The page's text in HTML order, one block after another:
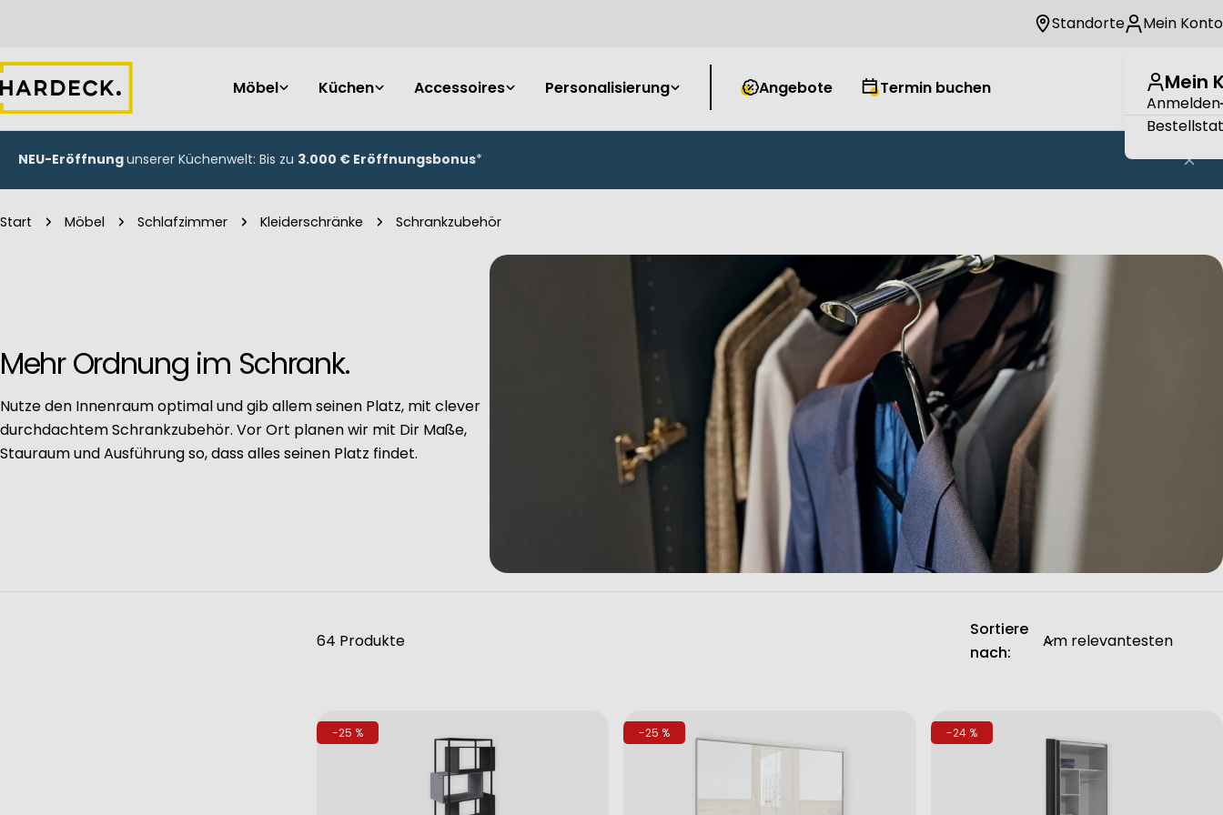
springen
Standorte Mein Konto
Mein
Anmelden
Möbel Küchen Accessoires Personalisierung Angebote Termin buchen
NEU-Eröffnungunserer Küchenwelt: Bis zu 3.000 € Eröffnungsbonus*
Start Möbel Schlafzimmer Kleiderschränke Schrankzubehör
Mehr Ordnung im Schrank.
Nutze den Innenraum optimal und gib allem seinen Platz, mit clever
durchdachtem Schrankzubehör. Vor Ort planen wir mit Dir Maße,
Stauraum und Ausführung so, dass alles seinen Platz findet.
64 Produkte
Sortiere
nach:
-25 % -25 % -24 %